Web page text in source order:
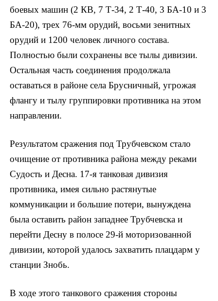
боевых машин (2 КВ, 7 Т-34, 2 Т-40, 3 БА-10 и 3
БА-20), трех 76-мм орудий, восьми зенитных
орудий и 1200 человек личного состава.
Полностью были сохранены все тылы дивизии.
Остальная часть соединения продолжала
оставаться в районе села Брусничный, угрожая
флангу и тылу группировки противника на этом
направлении.
Результатом сражения под Трубчевском стало
очищение от противника района между реками
Судость и Десна. 17-я танковая дивизия
противника, имея сильно растянутые
коммуникации и большие потери, вынуждена
была оставить район западнее Трубчевска и
перейти Десну в полосе 29-й моторизованной
дивизии, которой удалось захватить плацдарм у
станции Знобь.
В ходе этого танкового сражения стороны